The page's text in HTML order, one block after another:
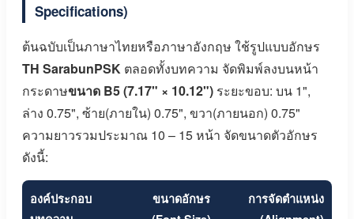
Specifications)
ต้นฉบับเป็นภาษาไทยหรือภาษาอังกฤษ ใช้รูปแบบอักษร
TH SarabunPSK ตลอดทั้งบทความ จัดพิมพ์ลงบนหน้า
กระดาษขนาด B5 (7.17" × 10.12") ระยะขอบ: บน 1",
ล่าง 0.75", ซ้าย(ภายใน) 0.75", ขวา(ภายนอก) 0.75"
ความยาวรวมประมาณ 10 – 15 หน้า จัดขนาดตัวอักษร
ดังนี้:
องค์ประกอบ
ขนาดอักษร
การจัดตำแหน่ง